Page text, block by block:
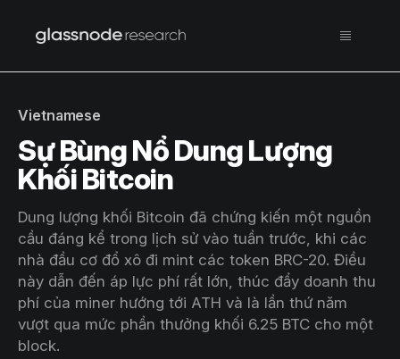
Vietnamese
Sự Bùng Nổ Dung Lượng
Khối Bitcoin
Dung lượng khối Bitcoin đã chứng kiến một nguồn
cầu đáng kể trong lịch sử vào tuần trước, khi các
nhà đầu cơ đổ xô đi mint các token BRC-20. Điều
này dẫn đến áp lực phí rất lớn, thúc đẩy doanh thu
phí của miner hướng tới ATH và là lần thứ năm
vượt qua mức phần thưởng khối 6.25 BTC cho một
block.